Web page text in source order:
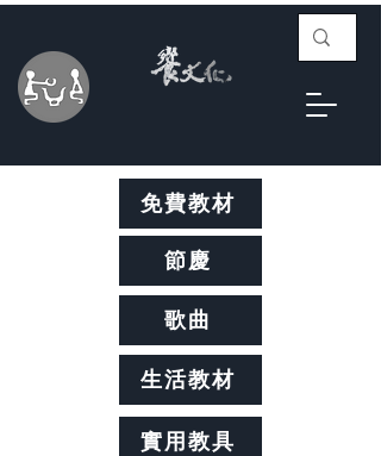
免費教材
實用教具
節慶
生活教材
歌曲